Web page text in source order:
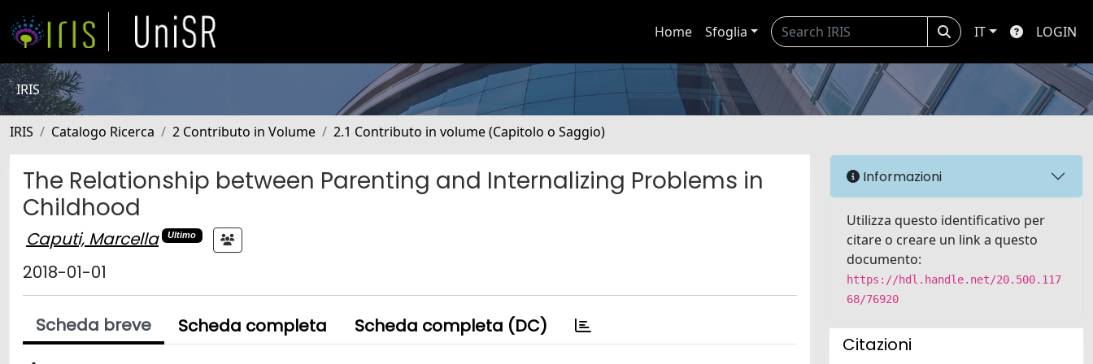
Home Sfoglia IT LOGIN
IRIS
IRIS Catalogo Ricerca 2 Contributo in Volume 2.1 Contributo in volume (Capitolo o Saggio)
The Relationship between Parenting and Internalizing Problems in
Childhood
Caputi, Marcella Ultimo
2018-01-01
Scheda breve Scheda completa Scheda completa (DC)
Informazioni
Utilizza questo identificativo per
citare o creare un link a questo
documento:
https://hdl.handle.net/20.500.117
68/76920
Citazioni